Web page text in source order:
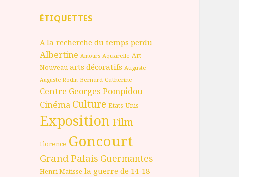
ÉTIQUETTES
A la recherche du temps perdu
Albertine Amours Aquarelle Art
Nouveau arts décoratifs Auguste
Auguste Rodin Bernard Catherine
Centre Georges Pompidou
Cinéma Culture Etats-Unis
ExpositionFilm
Florence Goncourt
Grand Palais Guermantes
Henri Matisse la guerre de 14-18